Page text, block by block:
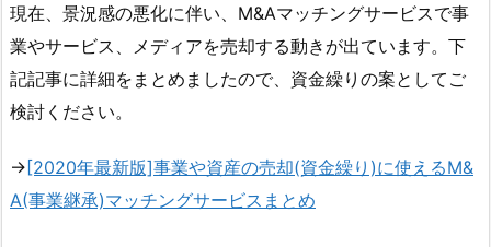
現在、景況感の悪化に伴い、M&Aマッチングサービスで事
業やサービス、メディアを売却する動きが出ています。下
記記事に詳細をまとめましたので、資金繰りの案としてご
検討ください。
→[2020年最新版]事業や資産の売却(資金繰り)に使えるM&
A(事業継承)マッチングサービスまとめ